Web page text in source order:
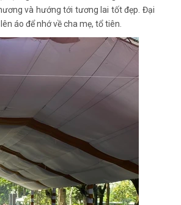
và hướng tới tương lai tốt đẹp. Đại
áo để nhớ về cha mẹ, tổ tiên.